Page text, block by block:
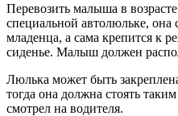
Перевозить малыша в
специальной автолюльке,
младенца, а сама крепится к
сиденье. Малыш должен
Люлька может быть
тогда она должна стоять
смотрел на водителя.